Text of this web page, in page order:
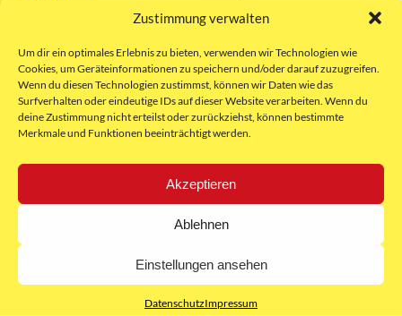
Zustimmung verwalten
Um dir ein optimales Erlebnis zu bieten, verwenden wir Technologien wie
Cookies, um Geräteinformationen zu speichern und/oder darauf zuzugreifen.
Wenn du diesen Technologien zustimmst, können wir Daten wie das
Surfverhalten oder eindeutige IDs auf dieser Website verarbeiten. Wenn du
deine Zustimmung nicht erteilst oder zurückziehst, können bestimmte
Merkmale und Funktionen beeinträchtigt werden.
Akzeptieren
Ablehnen
Einstellungen ansehen
DatenschutzImpressum
Sie erreichen uns unter:
kontakt@freielokale-graz.at
Website by Rubikon Werbeagentur
GmbH
Über uns
Impressum
AGB
Datenschutz
E-Mail